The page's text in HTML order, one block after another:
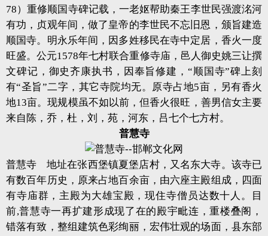
78）重修顺国寺碑记载，一老妪帮助秦王李世民强渡洺河
有功，贞观年间，做了皇帝的李世民不忘旧恩，颁旨建造
顺国寺。明永乐年间，因多姓移民在寺中定居，香火一度
旺盛。公元1578年七村联合重修寺庙，邑人御史姚三让撰
文碑记，御史齐康执书，因奉旨修建，“顺国寺”碑上刻
有“圣旨”二字，其它寺院均无。原寺占地5亩，另有香火
地13亩。现规模虽不如以前，但香火很旺，善男信女主要
来自陈，乔，杜，刘，苑，河东，吕七个七方村。
普慧寺
普慧寺 地址在张西堡镇夏堡店村，又名东大寺。该寺已
有数百年历史，原来占地百余亩，由六座主殿组成，四面
有寺庙群，主殿为大雄宝殿，现住寺僧员达数十人。目
前,普慧寺一再扩建形成现了在的殿宇毗连，重楼叠阁，
错落有致，整组建筑色彩绚丽，宏伟壮观的场面，县东部